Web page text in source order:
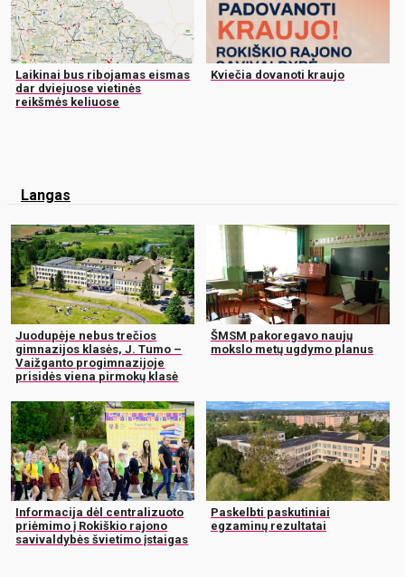
Laikinai bus ribojamas eismas
dar dviejuose vietinės
reikšmės keliuose
Kviečia dovanoti kraujo
Langas
Juodupėje nebus trečios
gimnazijos klasės, J. Tumo –
Vaižganto progimnazijoje
prisidės viena pirmokų klasė
ŠMSM pakoregavo naujų
mokslo metų ugdymo planus
Informacija dėl centralizuoto
priėmimo į Rokiškio rajono
savivaldybės švietimo įstaigas
Paskelbti paskutiniai
egzaminų rezultatai